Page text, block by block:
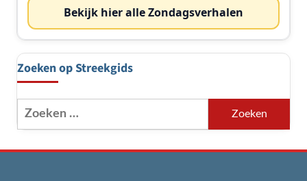
Bekijk hier alle Zondagsverhalen
Zoeken op Streekgids
Zoeken
naar: